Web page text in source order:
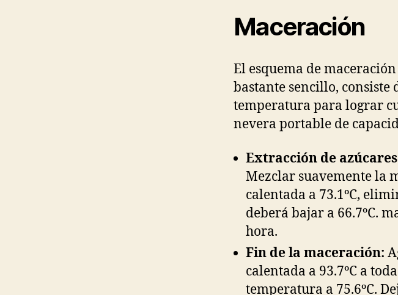
Maceración
El esquema de
bastante sencillo,
temperatura para lograr
nevera portable de
Extracción de
Mezclar suavemente la
calentada a 73.1ºC,
deberá bajar a 66.7ºC.
hora.
Fin de la maceración:
calentada a 93.7ºC a
temperatura a 75.6ºC.